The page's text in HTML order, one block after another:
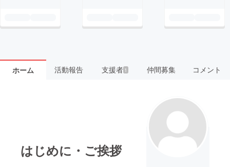
ホーム 活動報告 支援者 1 仲間募集 コメント
はじめに・ご挨拶